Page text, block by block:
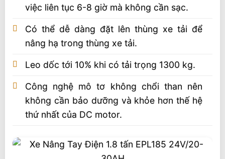
việc liên tục 6-8 giờ mà không cần sạc.
Có thể dễ dàng đặt lên thùng xe tải để
nâng hạ trong thùng xe tải.
Leo dốc tới 10% khi có tải trọng 1300 kg.
Công nghệ mô tơ không chổi than nên
không cần bảo dưỡng và khỏe hơn thế hệ
thứ nhất của DC motor.